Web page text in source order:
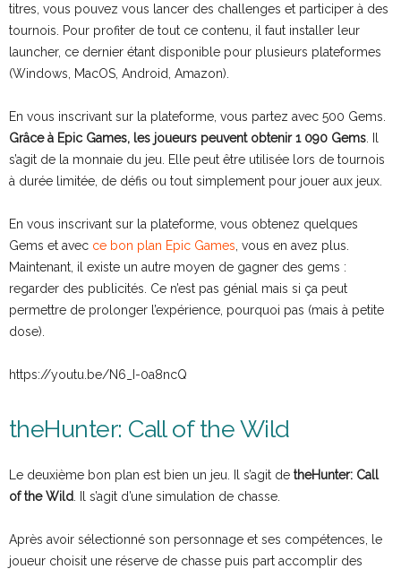
titres, vous pouvez vous lancer des challenges et participer à des
tournois. Pour profiter de tout ce contenu, il faut installer leur
launcher, ce dernier étant disponible pour plusieurs plateformes
(Windows, MacOS, Android, Amazon).
En vous inscrivant sur la plateforme, vous partez avec 500 Gems.
Grâce à Epic Games, les joueurs peuvent obtenir 1 090 Gems
s’agit de la monnaie du jeu. Elle peut être utilisée lors de tournois
à durée limitée, de défis ou tout simplement pour jouer aux jeux.
En vous inscrivant sur la plateforme, vous obtenez quelques
Gems et avec ce bon plan Epic Games , vous en avez plus.
Maintenant, il existe un autre moyen de gagner des gems :
regarder des publicités. Ce n’est pas génial mais si ça peut
permettre de prolonger l’expérience, pourquoi pas (mais à petite
dose).
https://youtu.be/N6_I-0a8ncQ
theHunter: Call of the Wild
Le deuxième bon plan est bien un jeu. Il s’agit de theHunter: Call
of the Wild . Il s’agit d’une simulation de chasse.
Après avoir sélectionné son personnage et ses compétences, le
joueur choisit une réserve de chasse puis part accomplir des